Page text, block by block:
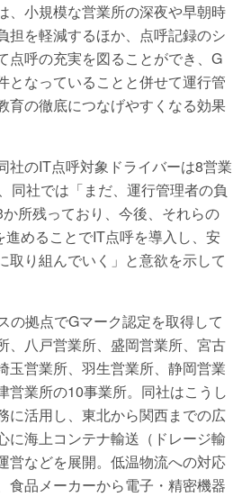
、小規模な営業所の深夜や早朝時
担を軽減するほか、点呼記録のシ
点呼の充実を図ることができ、G
となっていることと併せて運行管
育の徹底につなげやすくなる効果
社のIT点呼対象ドライバーは8営業
同社では「まだ、運行管理者の負
所残っており、今後、それらの
めることでIT点呼を導入し、安
取り組んでいく」と意欲を示して
の拠点でGマーク認定を取得して
、八戸営業所、盛岡営業所、宮古
玉営業所、羽生営業所、静岡営業
営業所の10事業所。同社はこうし
に活用し、東北から関西までの広
に海上コンテナ輸送（ドレージ輸
営などを展開。低温物流への対応
食品メーカーから電子・精密機器